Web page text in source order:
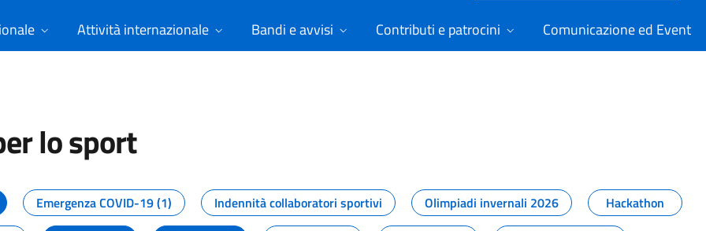
Attività internazionale Bandi e avvisi Contributi e patrocini Comunicazione ed Eventi
lo sport
dal Dipartimento per lo sport
Emergenza COVID-19 (1) Indennità collaboratori sportivi Olimpiadi invernali 2026
Hackathon